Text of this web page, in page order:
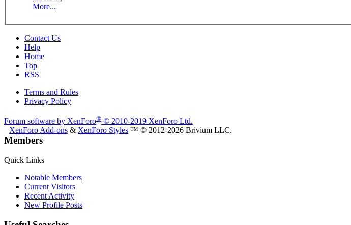
More...
Contact Us
Help
Home
Top
RSS
Terms and Rules
Privacy Policy
Forum software by XenForo® © 2010-2019 XenForo Ltd.
XenForo Add-ons & XenForo Styles ™ © 2012-2026 Brivium LLC.
Members
Quick Links
Notable Members
Current Visitors
Recent Activity
New Profile Posts